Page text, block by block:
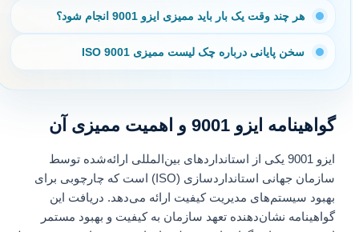
هر چند وقت یک بار باید ممیزی ایزو 9001 انجام شود؟
سخن پایانی درباره چک لیست ممیزی ISO 9001
گواهینامه ایزو 9001 و اهمیت ممیزی آن
ایزو 9001 یکی از استانداردهای بین‌المللی ارائه‌شده توسط
سازمان جهانی استانداردسازی (ISO) است که چارچوبی برای
بهبود سیستم‌های مدیریت کیفیت ارائه می‌دهد. دریافت این
گواهینامه نشان‌دهنده تعهد سازمان به کیفیت و بهبود مستمر